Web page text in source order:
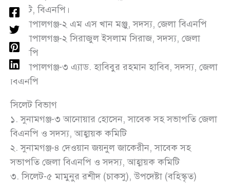
কমিটি, বিএনপি।
৫. গোপালগঞ্জ-২ এম এস খান মঞ্জু, সদস্য, জেলা বিএনপি
৬. গোপালগঞ্জ-২ সিরাজুল ইসলাম সিরাজ, সদস্য, জেলা
বিএনপি
৭. গোপালগঞ্জ-৩ এ্যাড. হাবিবুর রহমান হাবিব, সদস্য, জেলা
বিএনপি
সিলেট বিভাগ
১. সুনামগঞ্জ-৩ আনোয়ার হোসেন, সাবেক সহ সভাপতি জেলা
বিএনপি ও সদস্য, আহ্বায়ক কমিটি
২. সুনামগঞ্জ-৪ দেওয়ান জয়নুল জাকেরীন, সাবেক সহ
সভাপতি জেলা বিএনপি ও সদস্য, আহ্বায়ক কমিটি
৩. সিলেট-৫ মামুনুর রশীদ (চাকসু), উপদেষ্টা (বহিস্কৃত)